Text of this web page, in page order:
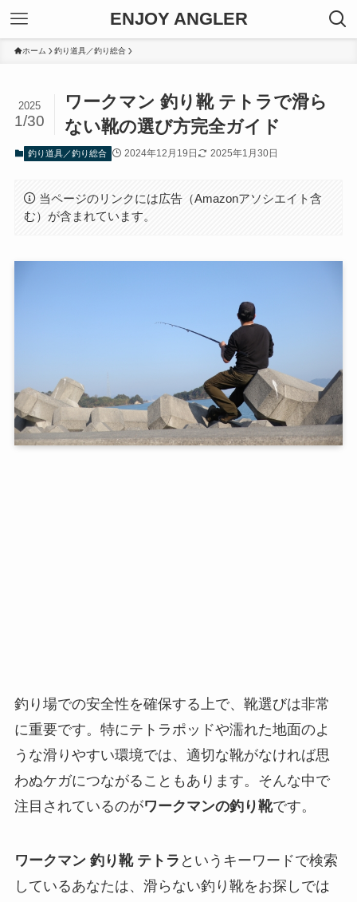
ENJOY ANGLER
ホーム 釣り道具／釣り総合
ワークマン 釣り靴 テトラで滑ら
ない靴の選び方完全ガイド
2025
1/30
釣り道具／釣り総合 2024年12月19日 2025年1月30日
当ページのリンクには広告（Amazonアソシエイト含
む）が含まれています。
釣り場での安全性を確保する上で、靴選びは非常
に重要です。特にテトラポッドや濡れた地面のよ
うな滑りやすい環境では、適切な靴がなければ思
わぬケガにつながることもあります。そんな中で
注目されているのがワークマンの釣り靴です。
ワークマン 釣り靴 テトラ というキーワードで検索
しているあなたは、滑らない釣り靴をお探しでは